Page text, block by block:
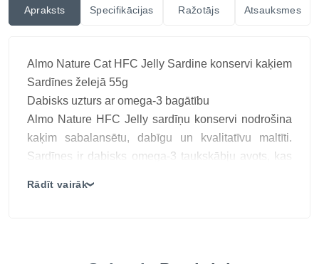
Apraksts Specifikācijas Ražotājs Atsauksmes
Almo Nature Cat HFC Jelly Sardine konservi kaķiem
Sardīnes želejā 55g
Dabisks uzturs ar omega-3 bagātību
Almo Nature HFC Jelly sardīņu konservi nodrošina
kaķim sabalansētu, dabīgu un kvalitatīvu maltīti.
Sardīnes ir dabisks omega-3 taukskābju avots, kas
Rādīt vairāk❯